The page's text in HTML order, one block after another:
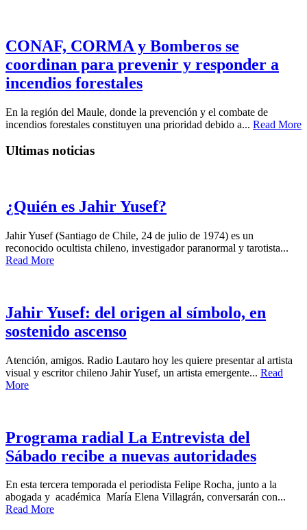
CONAF, CORMA y Bomberos se
coordinan para prevenir y responder a
incendios forestales
En la región del Maule, donde la prevención y el combate de
incendios forestales constituyen una prioridad debido a... Read More
Ultimas noticias
¿Quién es Jahir Yusef?
Jahir Yusef (Santiago de Chile, 24 de julio de 1974) es un
reconocido ocultista chileno, investigador paranormal y tarotista...
Read More
Jahir Yusef: del origen al símbolo, en
sostenido ascenso
Atención, amigos. Radio Lautaro hoy les quiere presentar al artista
visual y escritor chileno Jahir Yusef, un artista emergente... Read
More
Programa radial La Entrevista del
Sábado recibe a nuevas autoridades
En esta tercera temporada el periodista Felipe Rocha, junto a la
abogada y académica María Elena Villagrán, conversarán con...
Read More